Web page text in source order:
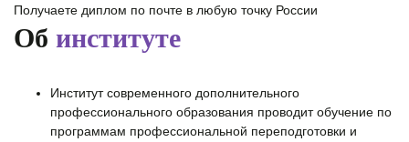
Получаете диплом по почте в любую точку России
Об институте
Институт современного дополнительного
профессионального образования проводит обучение по
программам профессиональной переподготовки и